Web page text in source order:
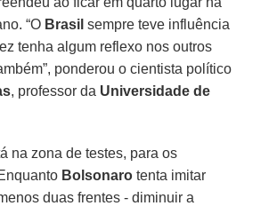
“O Brasil sempre teve influência
tenha algum reflexo nos outros
ponderou o cientista político
, professor da Universidade de
na zona de testes, para os
Bolsonaro tenta imitar
duas frentes - diminuir a